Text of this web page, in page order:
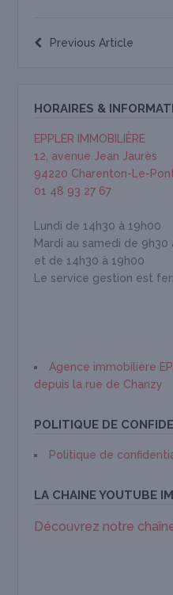
Previous Article
HORAIRES &
EPPLER IMMOBILIÈRE
12, avenue Jean Jaurès
94220 Charenton-Le-
01 48 93 27 67
Lundi de 14h30 à 19h00
Mardi au samedi de 9h30
et de 14h30 à 19h00
Le service gestion est
Agence immobilière
depuis la rue de Chanzy
POLITIQUE DE
Politique de
LA CHAINE YOUTUBE
Découvrez notre